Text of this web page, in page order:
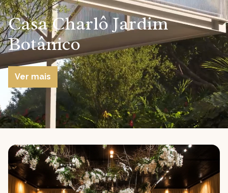
Casa Charlô Jardim
Botânico
Ver mais